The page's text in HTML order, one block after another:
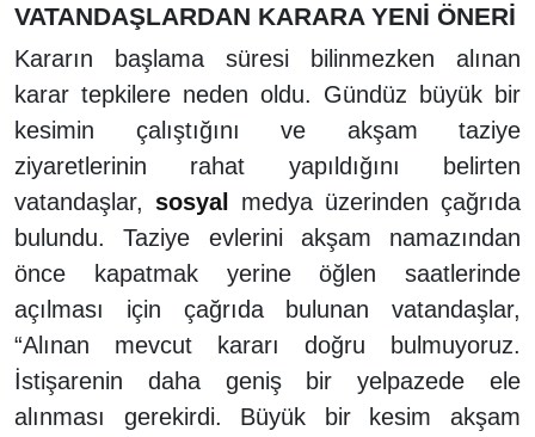
VATANDAŞLARDAN KARARA YENİ ÖNERİ
Kararın başlama süresi bilinmezken alınan
karar tepkilere neden oldu. Gündüz büyük bir
kesimin çalıştığını ve akşam taziye
ziyaretlerinin rahat yapıldığını belirten
vatandaşlar, sosyal
medya üzerinden çağrıda
bulundu. Taziye evlerini akşam namazından
önce kapatmak yerine öğlen saatlerinde
açılması için çağrıda bulunan vatandaşlar,
“Alınan mevcut kararı doğru bulmuyoruz.
İstişarenin daha geniş bir yelpazede ele
alınması gerekirdi. Büyük bir kesim akşam